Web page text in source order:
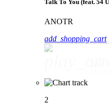
Talk To You (feat. 54
ANOTR
add_shopping_cart
2